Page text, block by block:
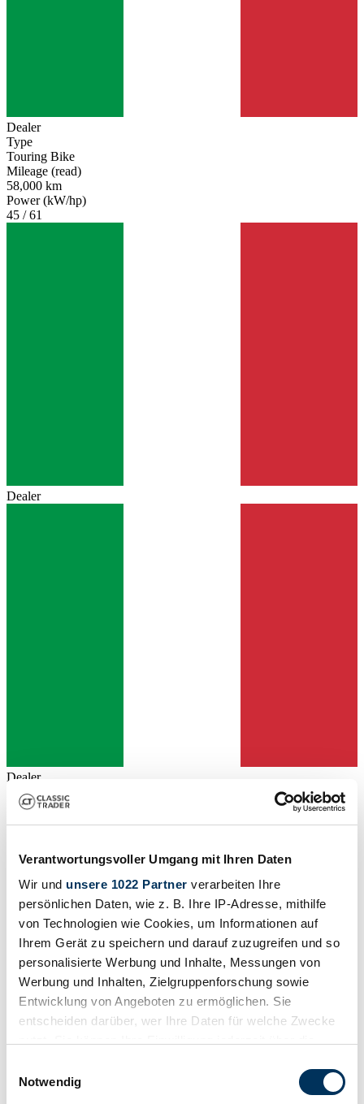
Verantwortungsvoller Umgang mit Ihren Daten
Wir und unsere 1022 Partner verarbeiten Ihre
persönlichen Daten, wie z. B. Ihre IP-Adresse, mithilfe
von Technologien wie Cookies, um Informationen auf
Ihrem Gerät zu speichern und darauf zuzugreifen und so
personalisierte Werbung und Inhalte, Messungen von
Werbung und Inhalten, Zielgruppenforschung sowie
Entwicklung von Angeboten zu ermöglichen. Sie
entscheiden darüber, wer Ihre Daten für welche Zwecke
Trigger Symbol ändern oder widerrufen
Notwendig
Dealer
Type
Touring Bike
Mileage (read)
58,000 km
Power (kW/hp)
45 / 61
Dealer
Dealer
Expired listing
1979 | Moto Guzzi 1000 SP